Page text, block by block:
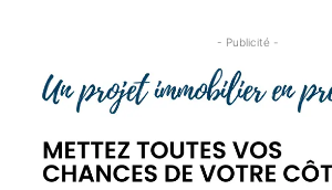
- Publicité -